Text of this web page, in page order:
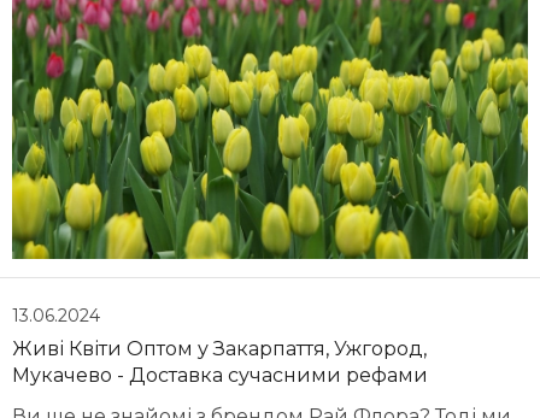
13.06.2024
Живі Квіти Оптом у Закарпаття, Ужгород,
Мукачево - Доставка сучасними рефами